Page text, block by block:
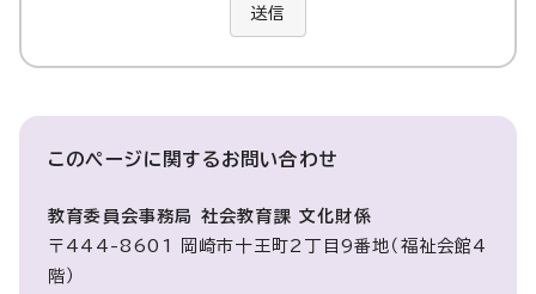
送信
このページに関するお問い合わせ
教育委員会事務局 社会教育課 文化財係
〒444-8601 岡崎市十王町2丁目9番地（福祉会館4
階）